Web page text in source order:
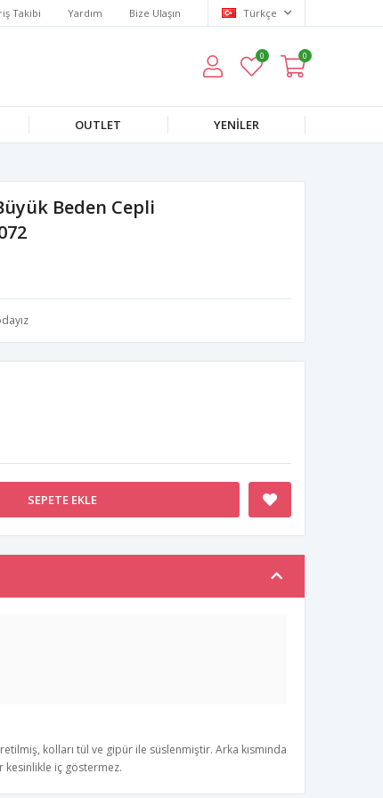
Takibi Yardım Bize Ulaşın Türkçe
0 0
OUTLET YENILER
Beden Cepli
SEPETE EKLE
kolları tül ve gipür ile süslenmiştir. Arka kısmında
kesinlikle iç göstermez.